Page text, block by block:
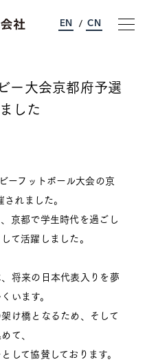
シーポリシー
EN / CN
ー大会京都府予選
した
ーフットボール大会の京
れました。
京都で学生時代を過ごし
て活躍しました。
将来の日本代表入りを夢
います。
け橋となるため、そして
て、
して協賛しております。